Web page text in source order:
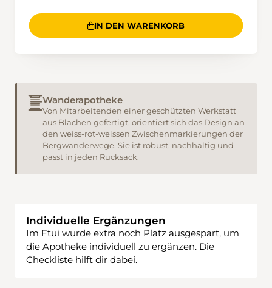
IN DEN WARENKORB
Wanderapotheke
Von Mitarbeitenden einer geschützten Werkstatt
aus Blachen gefertigt, orientiert sich das Design an
den weiss-rot-weissen Zwischenmarkierungen der
Bergwanderwege. Sie ist robust, nachhaltig und
passt in jeden Rucksack.
Individuelle Ergänzungen
Im Etui wurde extra noch Platz ausgespart, um
die Apotheke individuell zu ergänzen. Die
Checkliste hilft dir dabei.